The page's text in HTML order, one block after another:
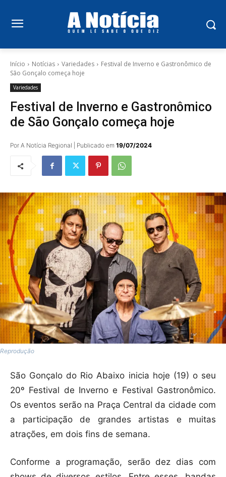
Início Notícias Variedades
Festival de Inverno e Gastronômico de
São Gonçalo começa hoje
Variedades
Festival de Inverno e Gastronômico
de São Gonçalo começa hoje
Por A Notícia Regional | Publicado em 19/07/2024
Reprodução
São Gonçalo do Rio Abaixo inicia hoje (19) o seu
20º Festival de Inverno e Festival Gastronômico.
Os eventos serão na Praça Central da cidade com
a participação de grandes artistas e muitas
atrações, em dois fins de semana.
Conforme a programação, serão dez dias com